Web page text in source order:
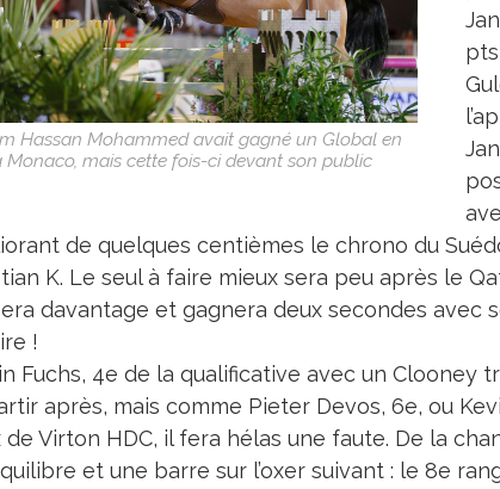
Hassan Mohammed avait gagné un Global en
Monaco, mais cette fois-ci devant son public
de quelques centièmes le chrono du
K. Le seul à faire mieux sera peu après le
davantage et gagnera deux secondes avec
!
Fuchs, 4e de la qualificative avec un Clooney
après, mais comme Pieter Devos, 6e, ou
de Virton HDC, il fera hélas une faute. De la
et une barre sur l’oxer suivant : le 8e